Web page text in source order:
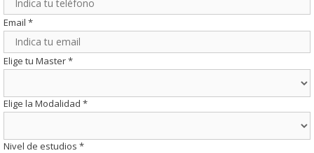
Email *
Elige tu Master*
Elige la Modalidad *
Nivel de estudios *